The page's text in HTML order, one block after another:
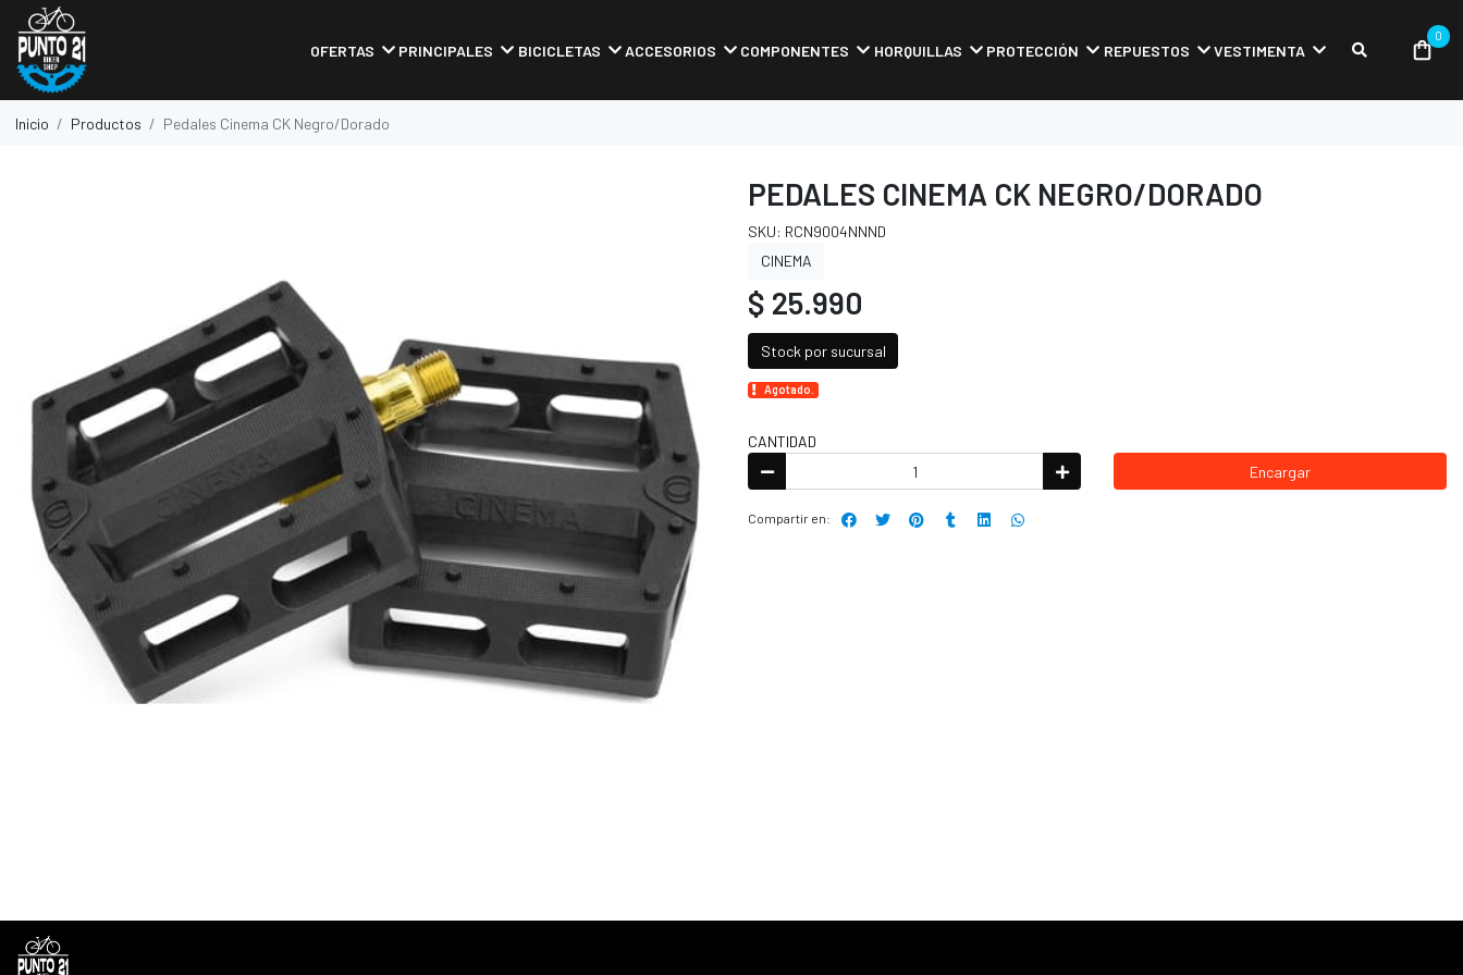
OFERTAS PRINCIPALES BICICLETAS ACCESORIOS COMPONENTES HORQUILLAS PROTECCIÓN REPUESTOS VESTIMENTA
0
Inicio Productos Pedales Cinema CK Negro/Dorado
PEDALES CINEMA CK NEGRO/DORADO
SKU: RCN9004NNND
CINEMA
$ 25.990
Stock por sucursal
Agotado.
CANTIDAD
Encargar
Compartir en: